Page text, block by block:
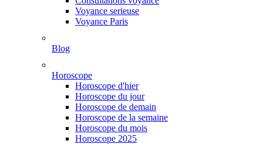
Voyance serieuse
Voyance Paris
Blog
Horoscope
Horoscope d'hier
Horoscope du jour
Horoscope de demain
Horoscope de la semaine
Horoscope du mois
Horoscope 2025